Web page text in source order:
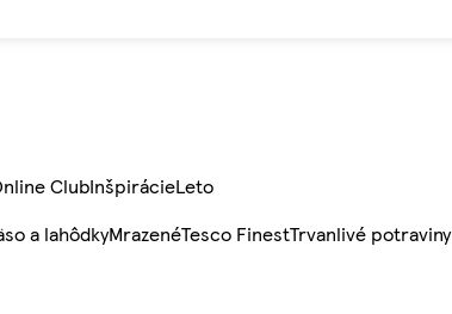
ClubInšpirácieLeto
a lahôdkyMrazenéTesco FinestTrvanlivé potraviny